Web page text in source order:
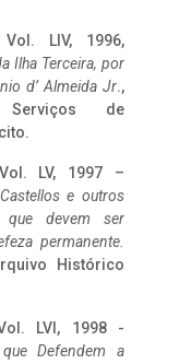
LIV, 1996,
Ilha Terceira, por
d’ Almeida Jr.,
de
LV, 1997 –
e outros
que devem ser
permanente.
Histórico
LVI, 1998 -
Defendem a